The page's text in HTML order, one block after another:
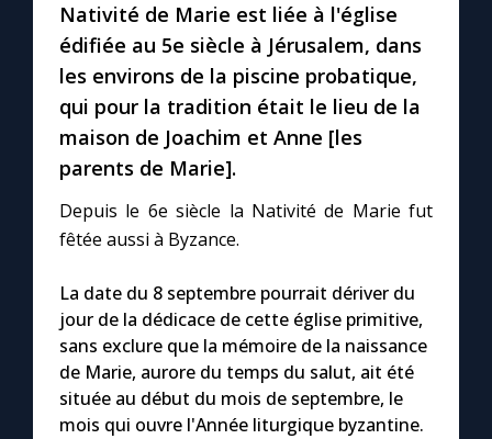
Me consacrer à Jésus par Marie
Mes intentions de prière
Une Minute avec Marie
Une neuvaine
À la une
1000 Raisons de Croire
Chapelet pour le monde
Nativité de Marie est liée à l'église
édifiée au 5e siècle à Jérusalem, dans
les environs de la piscine probatique,
qui pour la tradition était le lieu de la
maison de Joachim et Anne [les
parents de Marie].
Depuis le 6e siècle la Nativité de Marie fut
fêtée aussi à Byzance.
La date du 8 septembre pourrait dériver du
jour de la dédicace de cette église primitive,
sans exclure que la mémoire de la naissance
de Marie, aurore du temps du salut, ait été
située au début du mois de septembre, le
mois qui ouvre l'Année liturgique byzantine.